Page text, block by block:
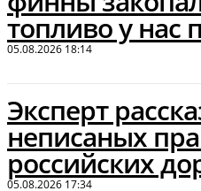
топливо у нас
05.08.2026 18:14
Эксперт
неписаных
российских
05.08.2026 17:34